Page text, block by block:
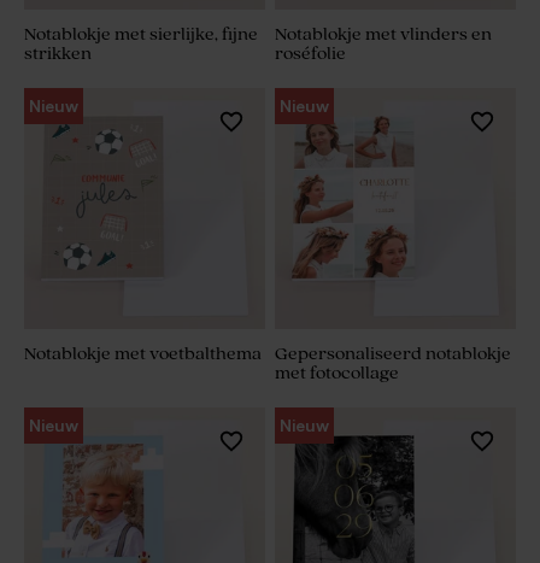
Notablokje met sierlijke, fijne
strikken
Notablokje met vlinders en
roséfolie
Nieuw
Notablokje met voetbalthema
Nieuw
Gepersonaliseerd notablokje
met fotocollage
Nieuw Nieuw